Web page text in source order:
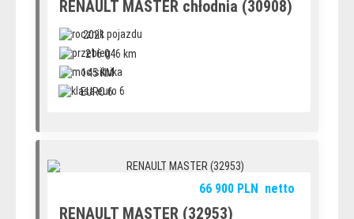
RENAULT MASTER chłodnia (30908)
2021
216 046 km
145 KM
EURO 6
66 900 PLN netto
RENAULT MASTER (32953)